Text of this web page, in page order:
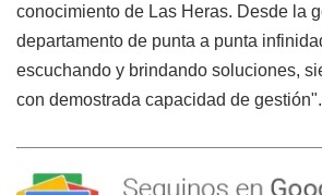
conocimiento de Las Heras. Desde la
departamento de punta a punta
escuchando y brindando soluciones,
con demostrada capacidad de gestión".